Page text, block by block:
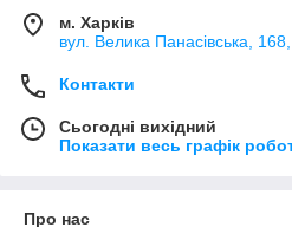
м. Харків
вул. Велика Панасівська, 168,
Контакти
Сьогодні вихідний
Показати весь графік
Про нас